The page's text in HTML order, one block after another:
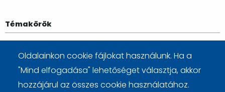
Témakörök
PRAKTIKUS
CIKKEK
ALAPFOGALMAK
SPÓROLÁS
OKOSAN
Oldalainkon cookie fájlokat használunk. Ha a
"Mind elfogadása" lehetőséget választja, akkor
hozzájárul az összes cookie használatához.